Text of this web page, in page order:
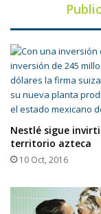
Nestlé sigue
territorio azteca
10 Oct, 2016